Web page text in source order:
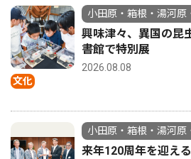
文化
小田原・箱根・湯河原
興味津々、異国の
書館で特別展
2026.08.08
小田原・箱根・湯河原
来年120周年を迎え